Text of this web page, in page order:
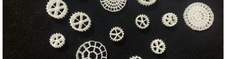
গোপনীয়তা
নীতি